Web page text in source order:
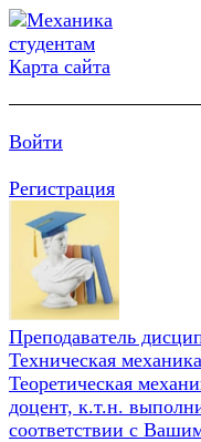
Карта сайта
Войти
Регистрация
Преподаватель
Техническая
Теоретическая
доцент, к.т.н.
соответствии с